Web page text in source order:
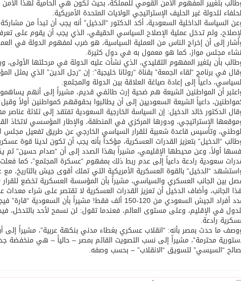
بتغيير المفهوم الأمن القومي للمملكة، بحيث تكون هي الحامية لهذا
للدولة غير الحليف الإستراتيجي الولايات المتحدة الأمريكية.
السياسة الداخلية السعودية، أكد الدكتور “الدخيل” أنه يجب أن تبدأ من
ولم تدخل عملية الإصلاح السياسي الحقيقي، الذي يجب أن يقوم على
إلى أن إخراج الناس من العملية السياسية، هو ضرب لمفهوم الدولة في
مجلس مواز، كما هو معمول به في دول كثيرة.
بأن يتغير المفهوم التقليدي، الذي نشأت عليه الدولة في مرحلتها
في برنامج “لقاء الجمعة” بقناة “روتانا خليجية”: إن “رجل الدين” الذي يمثل
داعياً إلى إعادة صياغة العلاقة بين الدولة والمجتمع.
أن المواطنين الشيعة هم ضحية إرث طائفي قديم، مشيراً إلى أنهم
داعياً الشيعة السعوديين إلى أن يطالبوا بحقوقهم كمواطنين أولاً
الدكتور خالد الدخيل: إن السياسة الخارجية السعودية تفتقد إلى ثلاثة
الإستراتيجي، ودورها المركزي في المنطقة، والإطار المؤسسي لاتخاذ
وتأسيس قاعدة شعبية للقرار السياسي الخارجي عن طريق تفعيل مجلس
“الدخيل” بتعزيز القدرات العسكرية، مؤكداً بأنه يجب أن تكون لدينا قوة
سعودية رادعة داعياً إلى عدم ربط ذلك بمفهوم “عسكرة المجتمع”، كما
“الدخيل” بالقوة العسكرية الأمريكية التي تملك أقوى جيش بالتاريخ،
بين الجانب العسكري والسياسي، مشيراً بأن المؤسسة العسكرية تخضع
الجانب، وأضاف الدخيل أن تعزيز القدرات العسكرية لا تقتصر على شراء
عدد أفراد الجيش السعودي من 120-150 ألف فقط! مشيراً
في الإقليم، وعلى مستوى العالم، فعندما تقول: لن نسمح لأحد بالتدخل،
رادعة.
ما حدث بمصر بأنه: “انقلاب عسكري بغطاء مدني بنكهة عربية”، مشيراً إلى
محترمة”، مشيراً إلى نسب التصويت القائم بمصر – حالياً – هي منخفضة
“السيسي” لتسويق “الانقلاب” – بحسب وصفه.